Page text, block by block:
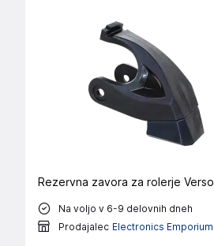
Rezervna zavora za rolerje Verso
Na voljo v 6-9 delovnih dneh
Prodajalec Electronics Emporium